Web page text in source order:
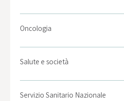
Oncologia
Salute e società
Servizio Sanitario Nazionale